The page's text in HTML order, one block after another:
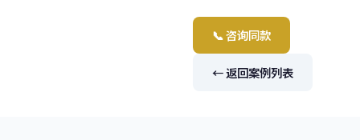
📞 咨询同款
← 返回案例列表